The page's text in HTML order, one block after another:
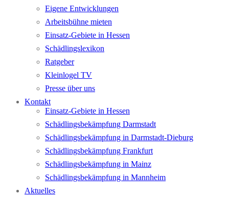
Eigene Entwicklungen
Arbeitsbühne mieten
Einsatz-Gebiete in Hessen
Schädlingslexikon
Ratgeber
Kleinlogel TV
Presse über uns
Kontakt
Einsatz-Gebiete in Hessen
Schädlingsbekämpfung Darmstadt
Schädlingsbekämpfung in Darmstadt-Dieburg
Schädlingsbekämpfung Frankfurt
Schädlingsbekämpfung in Mainz
Schädlingsbekämpfung in Mannheim
Aktuelles